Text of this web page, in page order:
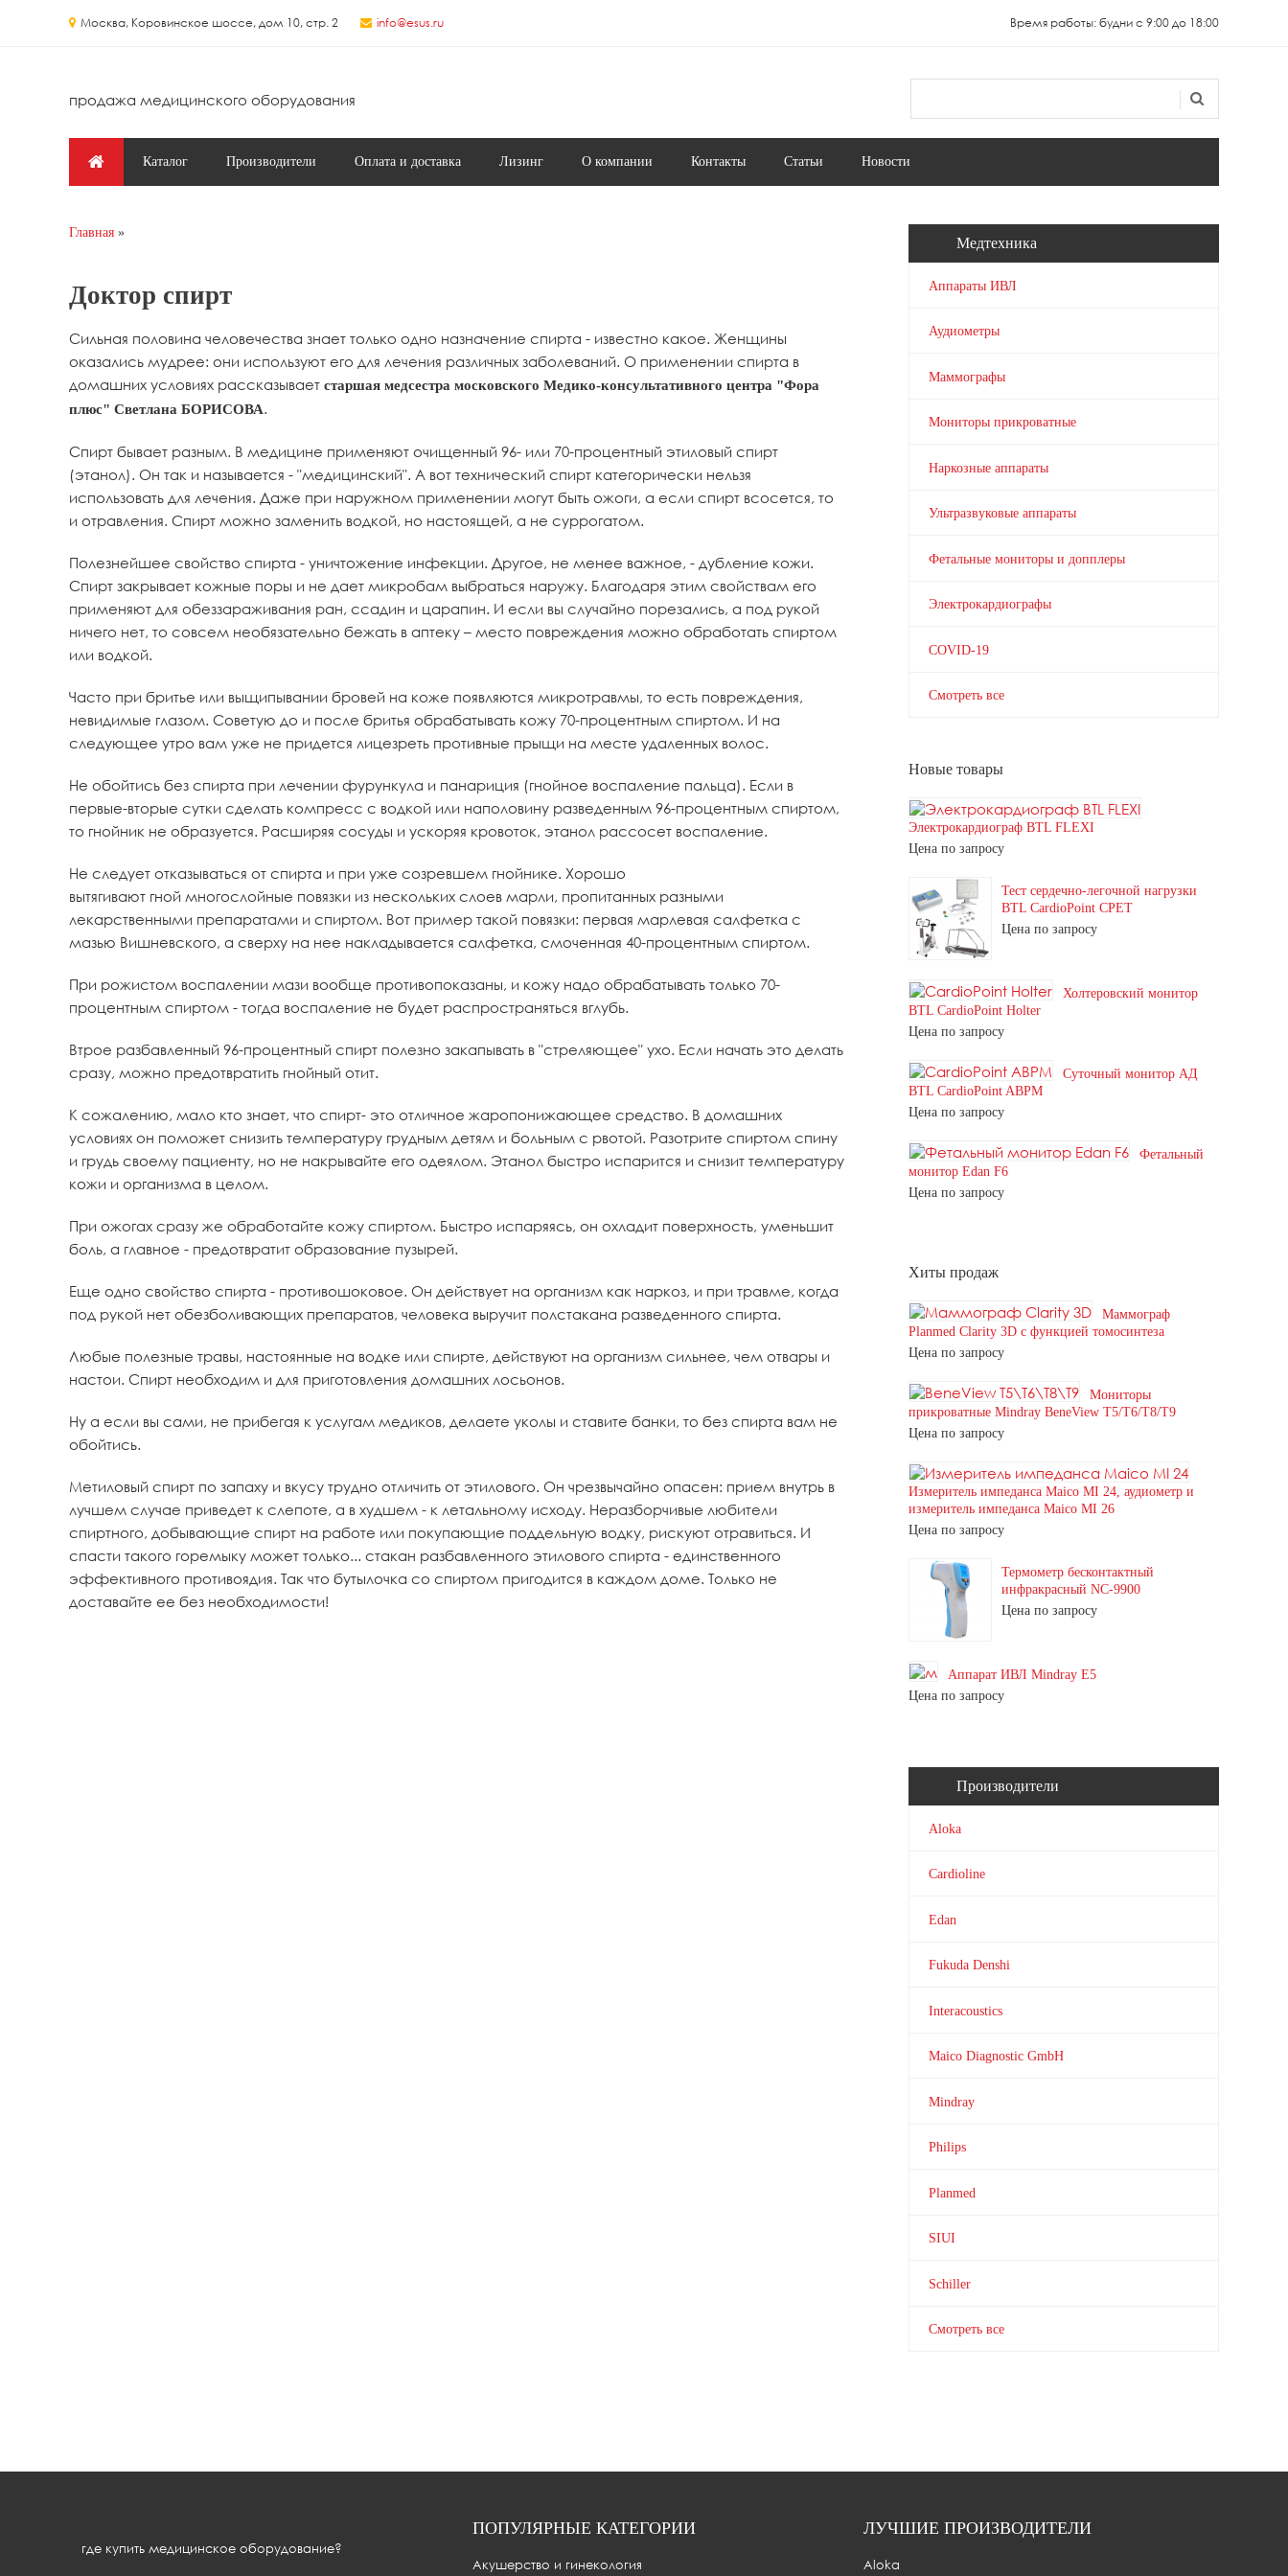
Москва, Коровинское шоссе, дом 10, стр. 2 info@esus.ru Время работы: будни с 9:00 до 18:00
продажа медицинского оборудования
Главное менюКаталог Производители Оплата и доставка Лизинг О компании Контакты Статьи Новости
Вы здесь
Главная
Доктор спирт
Сильная половина человечества знает только одно назначение спирта - известно какое. Женщины
оказались мудрее: они используют его для лечения различных заболеваний. О применении спирта в
домашних условиях рассказывает старшая медсестра московского Медико-консультативного центра "Фора
плюс" Светлана БОРИСОВА.
Спирт бывает разным. В медицине применяют очищенный 96- или 70-процентный этиловый спирт
(этанол). Он так и называется - "медицинский". А вот технический спирт категорически нельзя
использовать для лечения. Даже при наружном применении могут быть ожоги, а если спирт всосется, то
и отравления. Спирт можно заменить водкой, но настоящей, а не суррогатом.
Полезнейшее свойство спирта - уничтожение инфекции. Другое, не менее важное, - дубление кожи.
Спирт закрывает кожные поры и не дает микробам выбраться наружу. Благодаря этим свойствам его
применяют для обеззараживания ран, ссадин и царапин. И если вы случайно порезались, а под рукой
ничего нет, то совсем необязательно бежать в аптеку – место повреждения можно обработать спиртом
или водкой.
Часто при бритье или выщипывании бровей на коже появляются микротравмы, то есть повреждения,
невидимые глазом. Советую до и после бритья обрабатывать кожу 70-процентным спиртом. И на
следующее утро вам уже не придется лицезреть противные прыщи на месте удаленных волос.
Не обойтись без спирта при лечении фурункула и панариция (гнойное воспаление пальца). Если в
первые-вторые сутки сделать компресс с водкой или наполовину разведенным 96-процентным спиртом,
то гнойник не образуется. Расширяя сосуды и ускоряя кровоток, этанол рассосет воспаление.
Не следует отказываться от спирта и при уже созревшем гнойнике. Хорошо
вытягивают гной многослойные повязки из нескольких слоев марли, пропитанных разными
лекарственными препаратами и спиртом. Вот пример такой повязки: первая марлевая салфетка с
мазью Вишневского, а сверху на нее накладывается салфетка, смоченная 40-процентным спиртом.
При рожистом воспалении мази вообще противопоказаны, и кожу надо обрабатывать только 70-
процентным спиртом - тогда воспаление не будет распространяться вглубь.
Втрое разбавленный 96-процентный спирт полезно закапывать в "стреляющее" ухо. Если начать это делать
сразу, можно предотвратить гнойный отит.
К сожалению, мало кто знает, что спирт- это отличное жаропонижающее средство. В домашних
условиях он поможет снизить температуру грудным детям и больным с рвотой. Разотрите спиртом спину
и грудь своему пациенту, но не накрывайте его одеялом. Этанол быстро испарится и снизит температуру
кожи и организма в целом.
При ожогах сразу же обработайте кожу спиртом. Быстро испаряясь, он охладит поверхность, уменьшит
боль, а главное - предотвратит образование пузырей.
Еще одно свойство спирта - противошоковое. Он действует на организм как наркоз, и при травме, когда
под рукой нет обезболивающих препаратов, человека выручит полстакана разведенного спирта.
Любые полезные травы, настоянные на водке или спирте, действуют на организм сильнее, чем отвары и
настои. Спирт необходим и для приготовления домашних лосьонов.
Ну а если вы сами, не прибегая к услугам медиков, делаете уколы и ставите банки, то без спирта вам не
обойтись.
Метиловый спирт по запаху и вкусу трудно отличить от этилового. Он чрезвычайно опасен: прием внутрь в
лучшем случае приведет к слепоте, а в худшем - к летальному исходу. Неразборчивые любители
спиртного, добывающие спирт на работе или покупающие поддельную водку, рискуют отравиться. И
спасти такого горемыку может только... стакан разбавленного этилового спирта - единственного
эффективного противоядия. Так что бутылочка со спиртом пригодится в каждом доме. Только не
доставайте ее без необходимости!
Медтехника
Аппараты ИВЛ
Аудиометры
Маммографы
Мониторы прикроватные
Наркозные аппараты
Ультразвуковые аппараты
Фетальные мониторы и допплеры
Электрокардиографы
COVID-19
Смотреть все
Новые товары
Электрокардиограф BTL FLEXI
Цена по запросу
Тест сердечно-легочной нагрузки
BTL CardioPoint CPET
Цена по запросу
Холтеровский монитор
BTL CardioPoint Holter
Цена по запросу
Суточный монитор АД
BTL CardioPoint ABPM
Цена по запросу
Фетальный
монитор Edan F6
Цена по запросу
Хиты продаж
Маммограф
Planmed Clarity 3D с функцией томосинтеза
Цена по запросу
Мониторы
прикроватные Mindray BeneView T5/T6/T8/T9
Цена по запросу
Измеритель импеданса Maico MI 24, аудиометр и
измеритель импеданса Maico MI 26
Цена по запросу
Термометр бесконтактный
инфракрасный NC-9900
Цена по запросу
Аппарат ИВЛ Mindray E5
Цена по запросу
Производители
Aloka
Cardioline
Edan
Fukuda Denshi
Interacoustics
Maico Diagnostic GmbH
Mindray
Philips
Planmed
SIUI
Schiller
Смотреть все
где купить медицинское оборудование?
ПОПУЛЯРНЫЕ КАТЕГОРИИ
Акушерство и гинекология
ЛУЧШИЕ ПРОИЗВОДИТЕЛИ
Aloka